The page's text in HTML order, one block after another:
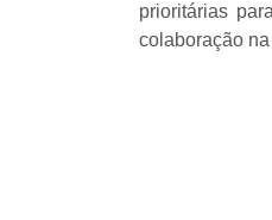
prioritárias
colaboração